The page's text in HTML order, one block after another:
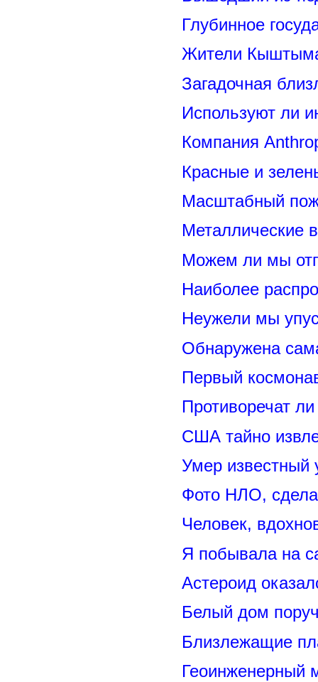
Глубинное
Жители
Загадочная
Используют ли
Компания
Красные и
Масштабный
Металлические
Можем ли мы
Наиболее
Неужели мы
Обнаружена
Первый
Противоречат
США тайно
Умер
Фото НЛО,
Человек,
Я побывала на
Астероид
Белый дом
Близлежащие
Геоинженерный